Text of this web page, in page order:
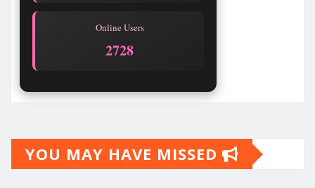
Online Users
2728
YOU MAY HAVE MISSED